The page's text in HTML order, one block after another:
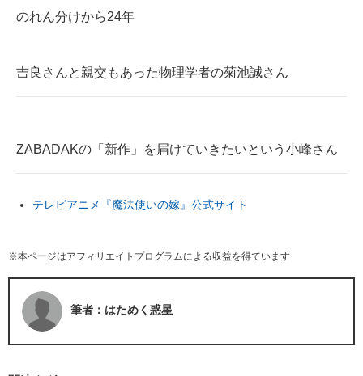
のれん分けから24年
吉良さんと親交もあった物理学者の菊池誠さん
ZABADAKの「新作」を届けていきたいという小峰さん
テレビアニメ『魔法使いの嫁』公式サイト
※本ページはアフィリエイトプログラムによる収益を得ています
筆者：はためく惑星